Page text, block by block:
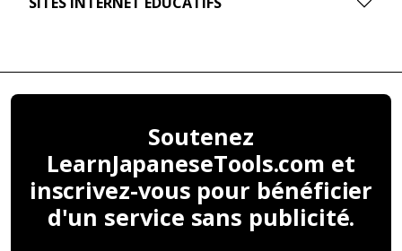
Soutenez
LearnJapaneseTools.com et
inscrivez-vous pour bénéficier
d'un service sans publicité.